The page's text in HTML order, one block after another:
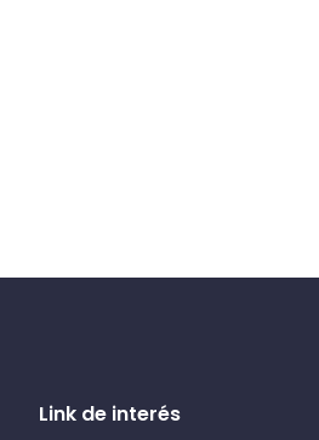
Link de interés